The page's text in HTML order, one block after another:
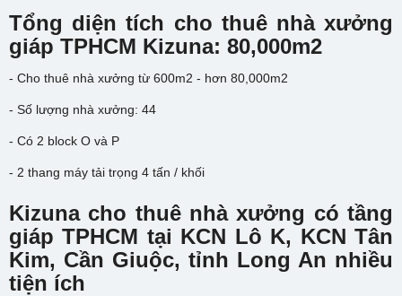
Tổng diện tích cho thuê nhà xưởng
giáp TPHCM Kizuna: 80,000m2
- Cho thuê nhà xưởng từ 600m2 - hơn 80,000m2
- Số lượng nhà xưởng: 44
- Có 2 block O và P
- 2 thang máy tải trọng 4 tấn / khối
Kizuna cho thuê nhà xưởng có tầng
giáp TPHCM tại KCN Lô K, KCN Tân
Kim, Cần Giuộc, tỉnh Long An nhiều
tiện ích